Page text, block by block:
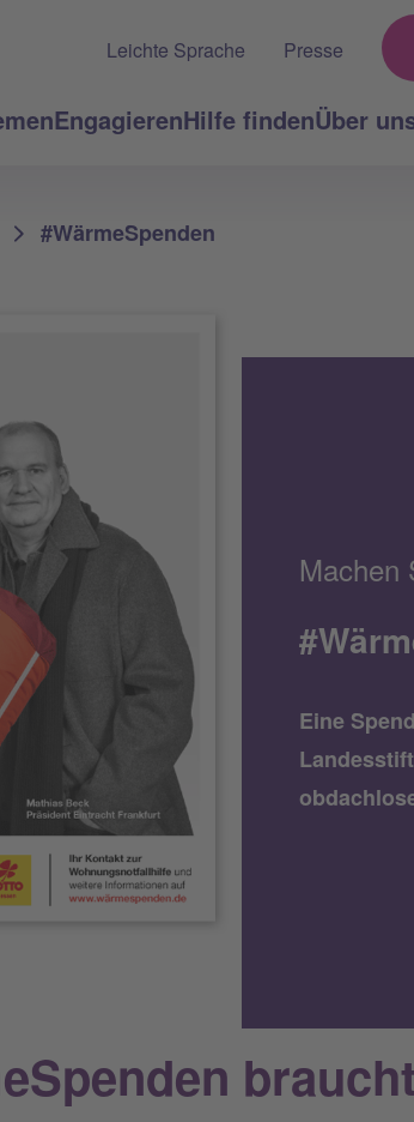
EngagierenHilfe findenÜber
Leichte Sprache Presse
#WärmeSpenden
Machen
Eine
braucht